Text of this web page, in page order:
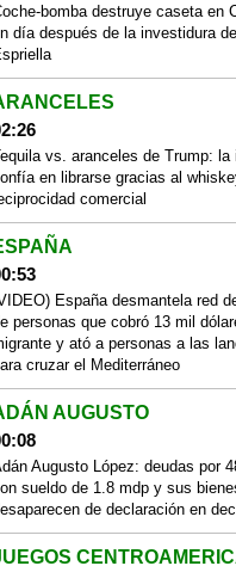
bomba destruye caseta en
día después de la investidura
vs. aranceles de Trump: la
en librarse gracias al
comercial
España desmantela red
personas que cobró 13 mil
y ató a personas a las
cruzar el Mediterráneo
AUGUSTO
Augusto López: deudas por
sueldo de 1.8 mdp y sus
de declaración en